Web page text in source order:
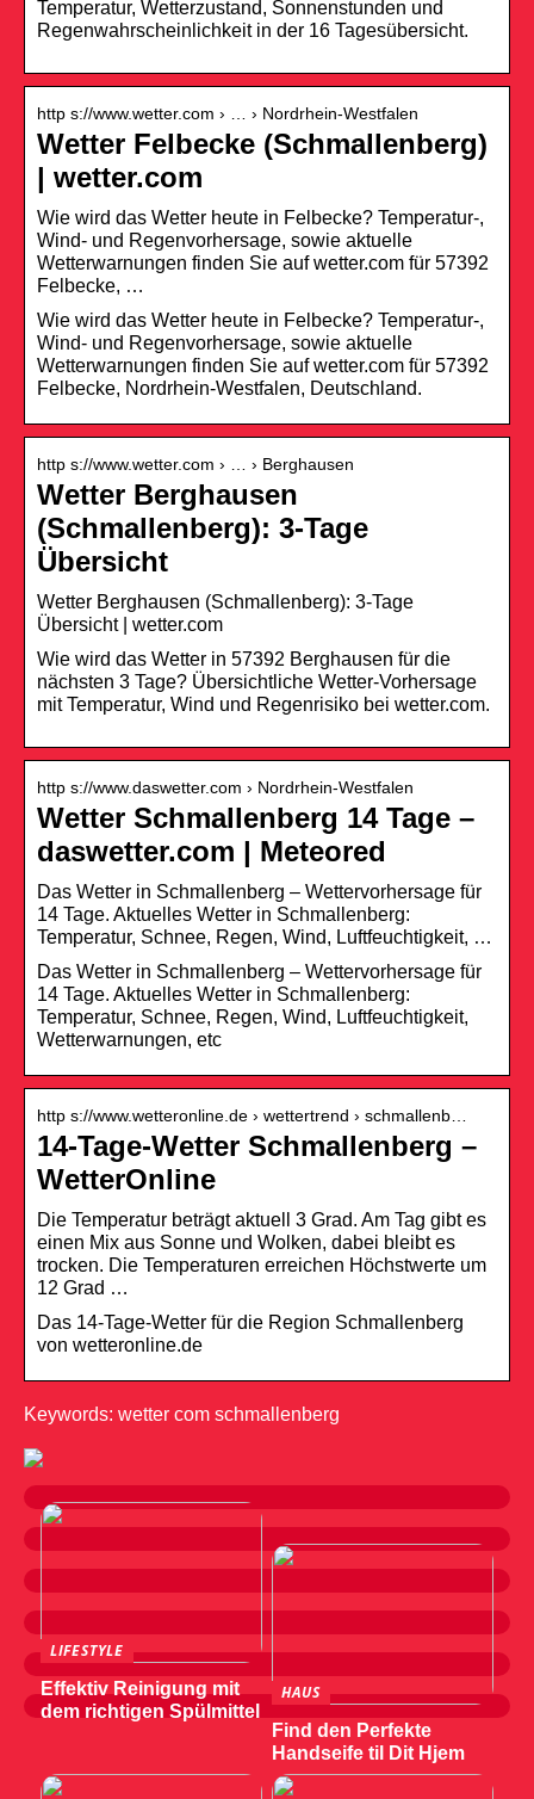
Temperatur, Wetterzustand, Sonnenstunden und
Regenwahrscheinlichkeit in der 16 Tagesübersicht.
http s://www.wetter.com › … › Nordrhein-Westfalen
Wetter Felbecke (Schmallenberg)
| wetter.com
Wie wird das Wetter heute in Felbecke? Temperatur-,
Wind- und Regenvorhersage, sowie aktuelle
Wetterwarnungen finden Sie auf wetter.com für 57392
Felbecke, …
Wie wird das Wetter heute in Felbecke? Temperatur-,
Wind- und Regenvorhersage, sowie aktuelle
Wetterwarnungen finden Sie auf wetter.com für 57392
Felbecke, Nordrhein-Westfalen, Deutschland.
http s://www.wetter.com › … › Berghausen
Wetter Berghausen
(Schmallenberg): 3-Tage
Übersicht
Wetter Berghausen (Schmallenberg): 3-Tage
Übersicht | wetter.com
Wie wird das Wetter in 57392 Berghausen für die
nächsten 3 Tage? Übersichtliche Wetter-Vorhersage
mit Temperatur, Wind und Regenrisiko bei wetter.com.
http s://www.daswetter.com › Nordrhein-Westfalen
Wetter Schmallenberg 14 Tage –
daswetter.com | Meteored
Das Wetter in Schmallenberg – Wettervorhersage für
14 Tage. Aktuelles Wetter in Schmallenberg:
Temperatur, Schnee, Regen, Wind, Luftfeuchtigkeit, …
Das Wetter in Schmallenberg – Wettervorhersage für
14 Tage. Aktuelles Wetter in Schmallenberg:
Temperatur, Schnee, Regen, Wind, Luftfeuchtigkeit,
Wetterwarnungen, etc
http s://www.wetteronline.de › wettertrend › schmallenb…
14-Tage-Wetter Schmallenberg –
WetterOnline
Die Temperatur beträgt aktuell 3 Grad. Am Tag gibt es
einen Mix aus Sonne und Wolken, dabei bleibt es
trocken. Die Temperaturen erreichen Höchstwerte um
12 Grad …
Das 14-Tage-Wetter für die Region Schmallenberg
von wetteronline.de
Keywords: wetter com schmallenberg
LIFESTYLE
Effektiv Reinigung mit
dem richtigen Spülmittel
HAUS
Find den Perfekte
Handseife til Dit Hjem